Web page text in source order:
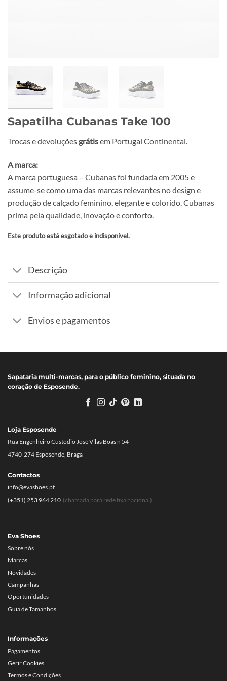
Sapatilha Cubanas Take 100
Trocas e devoluções grátisem Portugal Continental.
A marca:
A marca portuguesa – Cubanas foi fundada em 2005 e
assume-se como uma das marcas relevantes no design e
produção de calçado feminino, elegante e colorido. Cubanas
prima pela qualidade, inovação e conforto.
Este produto está esgotado e indisponível.
Alternative:
Descrição
Informação adicional
Envios e pagamentos
Sapataria multi-marcas, para o público feminino, situada no
coração de Esposende.
Eva Shoes
Sobre nós
Marcas
Novidades
Campanhas
Oportunidades
Guia de Tamanhos
Informações
Pagamentos
Gerir Cookies
Termos e Condições
Loja Esposende
Rua Engenheiro Custódio José Vilas Boas n 54
4740-274 Esposende, Braga
Contactos
info@evashoes.pt
(+351) 253 964 210 (chamada para rede fixa nacional)